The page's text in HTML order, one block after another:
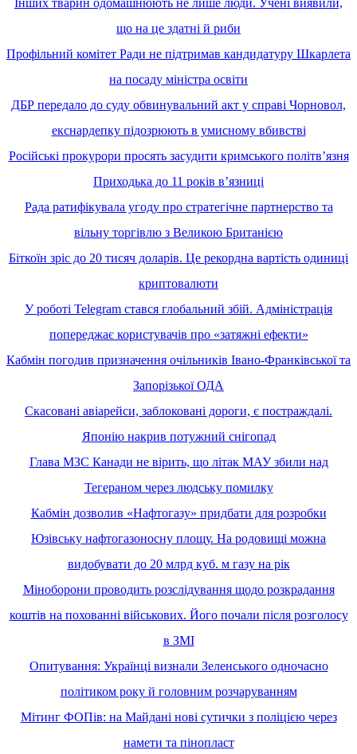
Інших тварин одомашнюють не лише люди. Учені виявили,
що на це здатні й риби
Профільний комітет Ради не підтримав кандидатуру Шкарлета
на посаду міністра освіти
ДБР передало до суду обвинувальний акт у справі Чорновол,
екснардепку підозрюють в умисному вбивстві
Російські прокурори просять засудити кримського політв’язня
Приходька до 11 років в’язниці
Рада ратифікувала угоду про стратегічне партнерство та
вільну торгівлю з Великою Британією
Біткоїн зріс до 20 тисяч доларів. Це рекордна вартість одиниці
криптовалюти
У роботі Telegram стався глобальний збій. Адміністрація
попереджає користувачів про «затяжні ефекти»
Кабмін погодив призначення очільників Івано-Франківської та
Запорізької ОДА
Скасовані авіарейси, заблоковані дороги, є постраждалі.
Японію накрив потужний снігопад
Глава МЗС Канади не вірить, що літак МАУ збили над
Тегераном через людську помилку
Кабмін дозволив «Нафтогазу» придбати для розробки
Юзівську нафтогазоносну площу. На родовищі можна
видобувати до 20 млрд куб. м газу на рік
Міноборони проводить розслідування щодо розкрадання
коштів на похованні військових. Його почали після розголосу
в ЗМІ
Опитування: Українці визнали Зеленського одночасно
політиком року й головним розчаруванням
Мітинг ФОПів: на Майдані нові сутички з поліцією через
намети та пінопласт